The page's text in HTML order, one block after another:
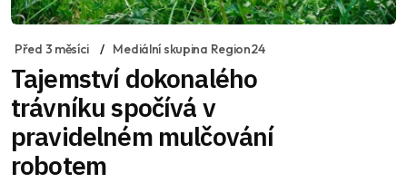
Před 3 měsíci Mediální skupina Region24
Tajemství dokonalého
trávníku spočívá v
pravidelném mulčování
robotem